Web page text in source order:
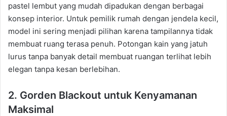
pastel lembut yang mudah dipadukan dengan berbagai
konsep interior. Untuk pemilik rumah dengan jendela kecil,
model ini sering menjadi pilihan karena tampilannya tidak
membuat ruang terasa penuh. Potongan kain yang jatuh
lurus tanpa banyak detail membuat ruangan terlihat lebih
elegan tanpa kesan berlebihan.
2. Gorden Blackout untuk Kenyamanan
Maksimal